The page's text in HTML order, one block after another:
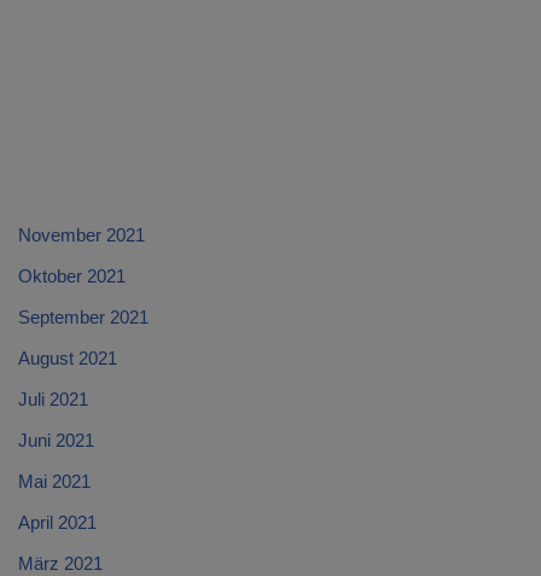
November 2021
Oktober 2021
September 2021
August 2021
Juli 2021
Juni 2021
Mai 2021
April 2021
März 2021